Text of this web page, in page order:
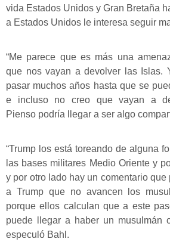
vida Estados Unidos y Gran Bretaña
a Estados Unidos le interesa seguir
“Me parece que es más una
que nos vayan a devolver las Islas.
pasar muchos años hasta que se
e incluso no creo que vayan a
Pienso podría llegar a ser algo
“Trump los está toreando de alguna
las bases militares Medio Oriente y
y por otro lado hay un comentario
a Trump que no avancen los
porque ellos calculan que a este
puede llegar a haber un musulmán
especuló Bahl.